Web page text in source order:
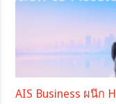
AIS Business ผนึก